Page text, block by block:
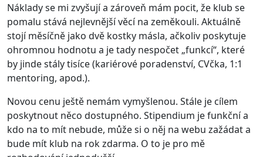
Náklady se mi zvyšují a zároveň mám pocit, že klub se
pomalu stává nejlevnější věcí na zeměkouli. Aktuálně
stojí měsíčně jako dvě kostky másla, ačkoliv poskytuje
ohromnou hodnotu a je tady nespočet „funkcí“, které
by jinde stály tisíce (kariérové poradenství, CVčka, 1:1
mentoring, apod.).
Novou cenu ještě nemám vymyšlenou. Stále je cílem
poskytnout něco dostupného. Stipendium je funkční a
kdo na to mít nebude, může si o něj na webu zažádat a
bude mít klub na rok zdarma. O to je pro mě